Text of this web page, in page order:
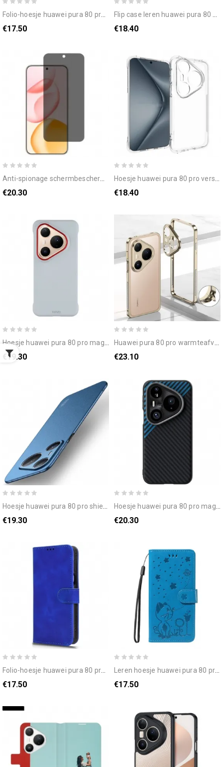
folio-hoesje huawei pura 80 pro telefoonhoesje glitterstippen
€17.50
flip case leren huawei pura 80 pro paardenbloempatroon en bandje
€18.40
anti-spionage schermbeschermer voor huawei pura 80 pro
€20.30
hoesje huawei pura 80 pro versterkt transparant
€18.40
hoesje huawei pura 80 pro magsafe x-level houder
€19.30
huawei pura 80 pro warmteafvoer en volledige bescherming
€23.10
hoesje huawei pura 80 pro shield-serie mofi bescherming hoesje
€19.30
hoesje huawei pura 80 pro magsafe abeel met koolstofvezeltextuur
€20.30
folio-hoesje huawei pura 80 pro suède-effect
€17.50
leren hoesje huawei pura 80 pro kat en bij bescherming hoesje
€17.50